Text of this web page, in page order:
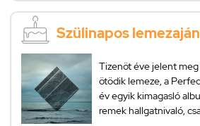
Szülinapos
Tizenöt éve jelent
ötödik lemeze, a
év egyik kimagasló
remek hallgatnivaló,